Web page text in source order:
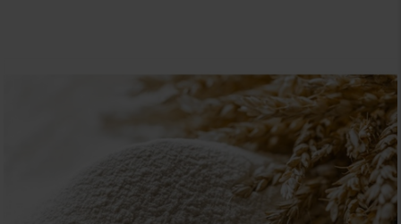
mix per preparati da forno
PIASTRE INDUZIONE
SCIOGLITORI